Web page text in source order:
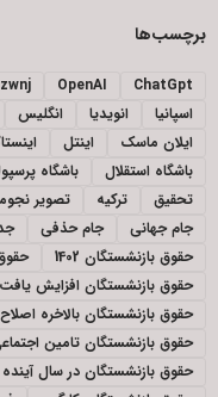
برچسب‌ها
ChatGpt
OpenAI
zwnj
اسپانیا
انویدیا انگلیس
ایلان ماسک
اینتل
باشگاه استقلال
باشگاه
تحقیق
ترکیه تصویر
جام جهانی
جام حذفی
حقوق بازنشستگان 1402
حقوق
حقوق بازنشستگان افزایش یافت
حقوق بازنشستگان بالاخره
حقوق بازنشستگان تامین
حقوق بازنشستگان در سال آینده